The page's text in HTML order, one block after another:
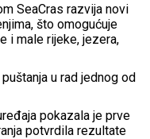
SeaCras razvija novi
što omogućuje
i male rijeke, jezera,
u rad jednog od
pokazala je prve
potvrdila rezultate